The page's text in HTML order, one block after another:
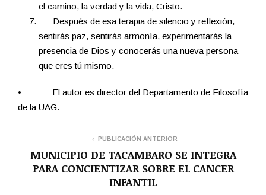
el camino, la verdad y la vida, Cristo.
Después de esa terapia de silencio y reflexión,
sentirás paz, sentirás armonía, experimentarás la
presencia de Dios y conocerás una nueva persona
que eres tú mismo.
• El autor es director del Departamento de Filosofía
de la UAG.
PUBLICACIÓN ANTERIOR
MUNICIPIO DE TACAMBARO SE INTEGRA
PARA CONCIENTIZAR SOBRE EL CANCER
INFANTIL